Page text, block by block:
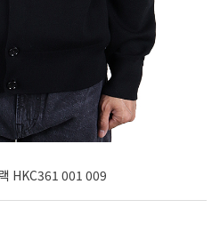
HKC361 001 009